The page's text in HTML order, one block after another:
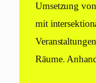
Umsetzung
mit
Räume.